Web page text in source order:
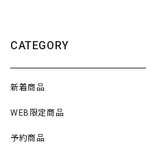
CATEGORY
新着商品
WEB限定商品
予約商品